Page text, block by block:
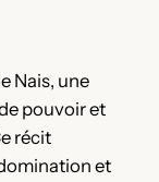
Nais, une
pouvoir et
récit
et